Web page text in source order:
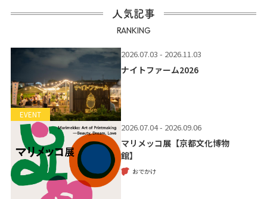
人気記事
RANKING
EVENT
2026.07.03 - 2026.11.03
ナイトファーム2026
2026.07.04 - 2026.09.06
マリメッコ展【京都文化博物
館】
おでかけ